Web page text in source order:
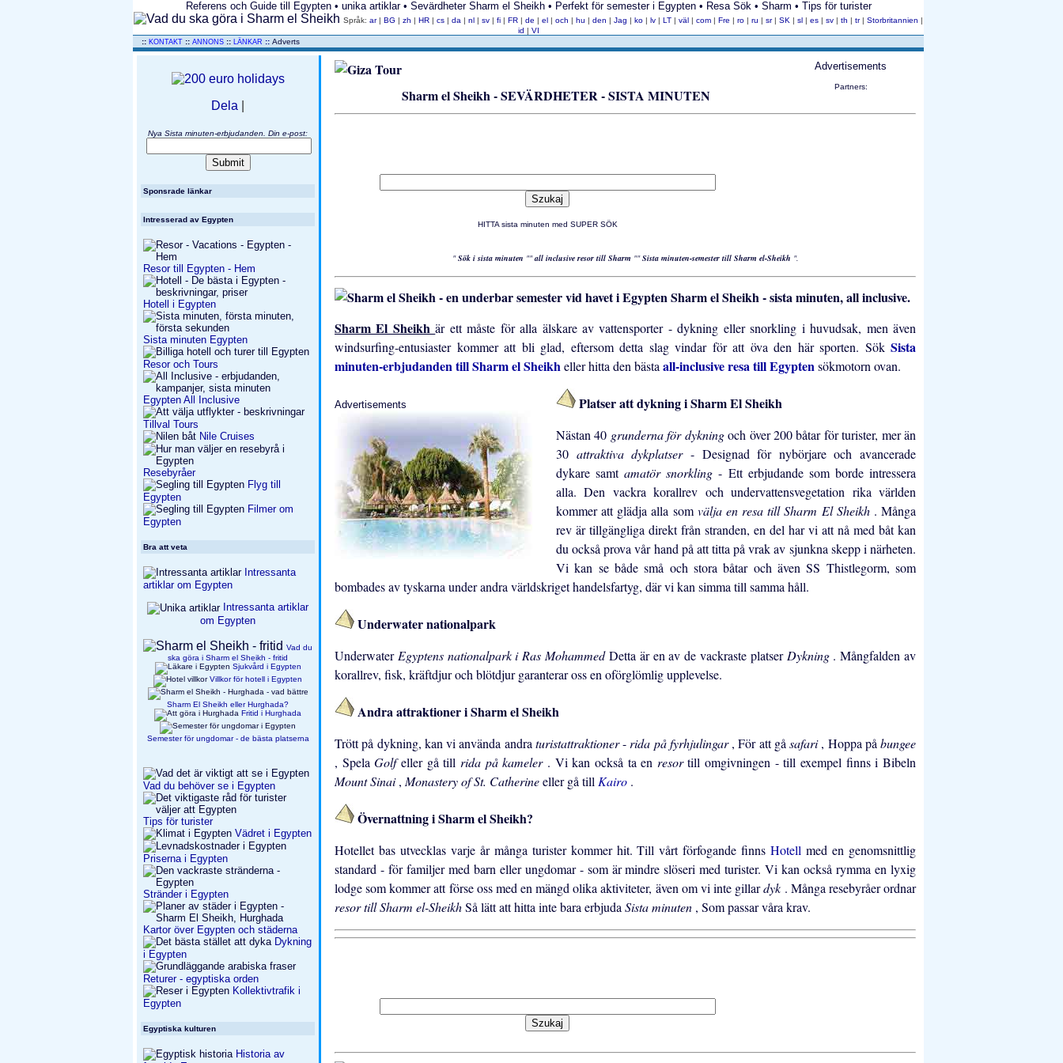
Referens och Guide till Egypten • unika artiklar • Sevärdheter Sharm el Sheikh • Perfekt för semester i Egypten • Resa Sök • Sharm • Tips för turister
Språk: ar | BG | zh | HR | cs | da | nl | sv | fi | FR | de | el | och | hu | den | Jag | ko | lv | LT | väl | com | Fre | ro | ru | sr | SK | sl | es | sv | th | tr | Storbritannien |
id | VI
:: KONTAKT :: ANNONS :: LÄNKAR :: Adverts
Dela
Nya Sista minuten-erbjudanden. Din e-post:
Sponsrade länkar
Intresserad av Egypten
Resor till Egypten - Hem
Hotell i Egypten
Sista minuten Egypten
Resor och Tours
Egypten All Inclusive
Tillval Tours
Nile Cruises
Resebyråer
Flyg till
Egypten
Filmer om
Egypten
Bra att veta
Intressanta
artiklar om Egypten
Intressanta artiklar
om Egypten
Vad du
ska göra i Sharm el Sheikh - fritid
Sjukvård i Egypten
Villkor för hotell i Egypten
Sharm El Sheikh eller Hurghada?
Fritid i Hurghada
Semester för ungdomar - de bästa platserna
Vad du behöver se i Egypten
Tips för turister
Vädret i Egypten
Priserna i Egypten
Stränder i Egypten
Kartor över Egypten och städerna
Dykning
i Egypten
Returer - egyptiska orden
Kollektivtrafik i
Egypten
Egyptiska kulturen
Historia av
Advertisements
Partners:
Sharm el Sheikh - SEVÄRDHETER - SISTA MINUTEN
HITTA sista minuten med SUPER SÖK
"Sök i sista minuten ""all inclusive resor till Sharm ""Sista minuten-semester till Sharm el-Sheikh ".
Sharm el Sheikh - sista minuten, all inclusive.
Sharm El Sheikhär ett måste för alla älskare av vattensporter - dykning eller snorkling i huvudsak, men även
windsurfing-entusiaster kommer att bli glad, eftersom detta slag vindar för att öva den här sporten. Sök Sista
minuten-erbjudanden till Sharm el Sheikheller hitta den bästaall-inclusive resa till Egyptensökmotorn ovan.
Advertisements Platser att dykning i Sharm El Sheikh
Nästan 40 grunderna för dykningoch över 200 båtar för turister, mer än
30 attraktiva dykplatser - Designad för nybörjare och avancerade
dykare samtamatör snorkling- Ett erbjudande som borde intressera
alla. Den vackra korallrev och undervattensvegetation rika världen
kommer att glädja alla somvälja en resa till Sharm El Sheikh . Många
rev är tillgängliga direkt från stranden, en del har vi att nå med båt kan
du också prova vår hand på att titta på vrak av sjunkna skepp i närheten.
Vi kan se både små och stora båtar och även SS Thistlegorm, som
bombades av tyskarna under andra världskriget handelsfartyg, där vi kan simma till samma håll.
Underwater nationalpark
UnderwaterEgyptens nationalpark i Ras MohammedDetta är en av de vackraste platserDykning . Mångfalden av
korallrev, fisk, kräftdjur och blötdjur garanterar oss en oförglömlig upplevelse.
Andra attraktioner i Sharm el Sheikh
Trött på dykning, kan vi använda andraturistattraktioner-rida på fyrhjulingar, För att gåsafari, Hoppa påbungee
, SpelaGolfeller gå till rida på kameler . Vi kan också ta en resortill omgivningen - till exempel finns i Bibeln
Mount Sinai,Monastery of St. Catherineeller gå tillKairo .
Övernattning i Sharm el Sheikh?
Hotellet bas utvecklas varje år många turister kommer hit. Till vårt förfogande finnsHotellmed en genomsnittlig
standard - för familjer med barn eller ungdomar - som är mindre slöseri med turister. Vi kan också rymma en lyxig
lodge som kommer att förse oss med en mängd olika aktiviteter, även om vi inte gillardyk . Många resebyråer ordnar
resor till Sharm el-SheikhSå lätt att hitta inte bara erbjudaSista minuten , Som passar våra krav.